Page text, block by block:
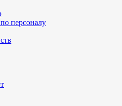
персоналу